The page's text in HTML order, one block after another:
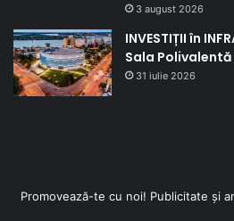
3 august 2026
INVESTIȚII în
Sala
31 iulie 2026
Promovează-te cu noi! Publicitate și